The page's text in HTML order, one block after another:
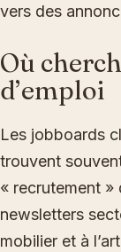
vers des
Où
d’emploi
Les jobboards
trouvent
« recrutement »
newsletters
mobilier et à